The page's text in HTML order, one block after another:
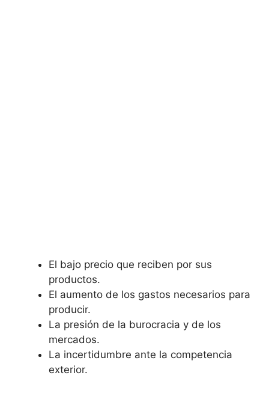
El bajo precio que reciben por sus
productos.
El aumento de los gastos necesarios para
producir.
La presión de la burocracia y de los
mercados.
La incertidumbre ante la competencia
exterior.